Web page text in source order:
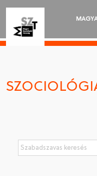
SZOCIOLÓGIAI SZEMLE